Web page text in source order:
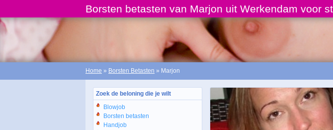
Borsten betasten van Marjon uit Werkendam voor
Home » Borsten Betasten » Marjon
Zoek de beloning die je wilt
Blowjob
Borsten betasten
Handjob